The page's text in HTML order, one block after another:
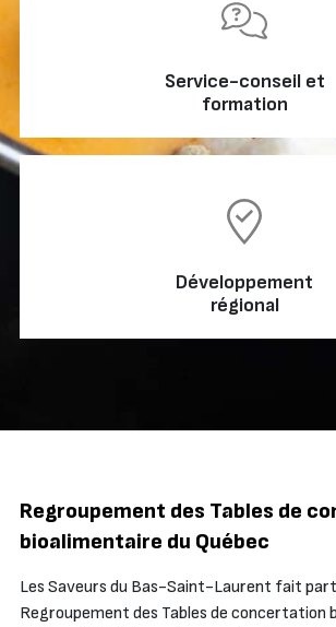
Service-conseil et
formation
Développement
régional
Regroupement des Tables de
bioalimentaire du Québec
Les Saveurs du Bas-Saint-Laurent fait
Regroupement des Tables de concertation